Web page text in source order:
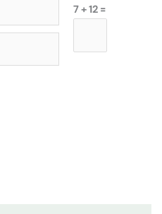
7 + 12 =